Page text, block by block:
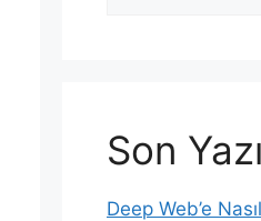
Son
Deep Web’e